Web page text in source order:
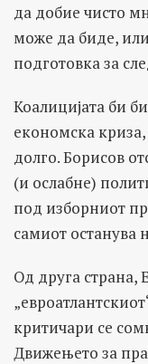
да добие чисто
може да биде,
подготовка за
Коалицијата би
економска
долго. Борисов
(и ослабне)
под изборниот
самиот останува
Од друга страна,
критичари се
Движењето за